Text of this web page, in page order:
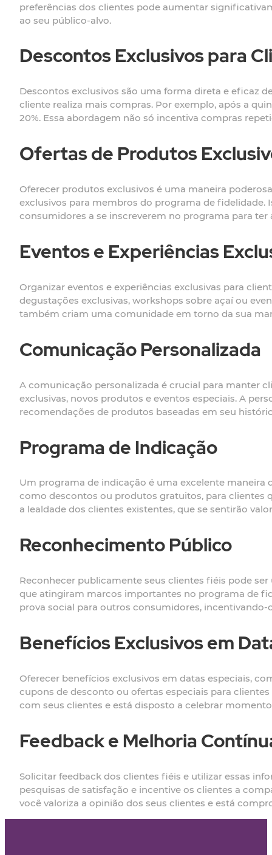
preferências dos clientes pode aumentar
ao seu público-alvo.
Descontos Exclusivos para
Descontos exclusivos são uma forma direta e eficaz
cliente realiza mais compras. Por exemplo, após a
20%. Essa abordagem não só incentiva compras
Ofertas de Produtos
Oferecer produtos exclusivos é uma maneira
exclusivos para membros do programa de fidelidade.
consumidores a se inscreverem no programa para ter
Eventos e Experiências
Organizar eventos e experiências exclusivas para
degustações exclusivas, workshops sobre açaí ou
também criam uma comunidade em torno da sua
Comunicação Personalizada
A comunicação personalizada é crucial para manter
exclusivas, novos produtos e eventos especiais. A
recomendações de produtos baseadas em seu
Programa de Indicação
Um programa de indicação é uma excelente
como descontos ou produtos gratuitos, para clientes
a lealdade dos clientes existentes, que se sentirão
Reconhecimento Público
Reconhecer publicamente seus clientes fiéis pode
que atingiram marcos importantes no programa de
prova social para outros consumidores, incentivando-
Benefícios Exclusivos em
Oferecer benefícios exclusivos em datas especiais,
cupons de desconto ou ofertas especiais para
com seus clientes e está disposto a celebrar
Feedback e Melhoria
Solicitar feedback dos clientes fiéis e utilizar essas
pesquisas de satisfação e incentive os clientes a
você valoriza a opinião dos seus clientes e está